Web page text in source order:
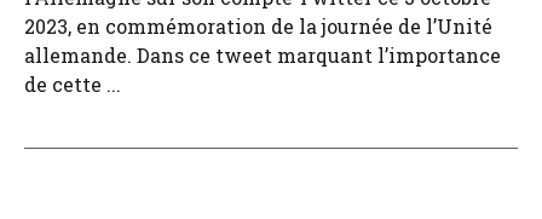
2023, en commémoration de la journée de l’Unité
allemande. Dans ce tweet marquant l’importance
de cette ...